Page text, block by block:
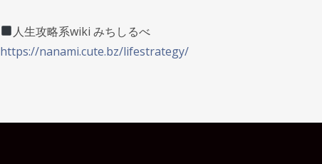
人生攻略系wiki みちしるべ
https://nanami.cute.bz/lifestrategy/